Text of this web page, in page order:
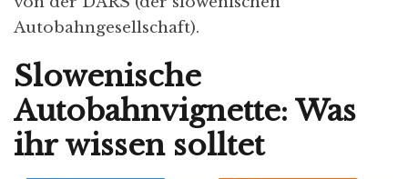
Autobahngesellschaft).
Slowenische
Autobahnvignette: Was
ihr wissen solltet